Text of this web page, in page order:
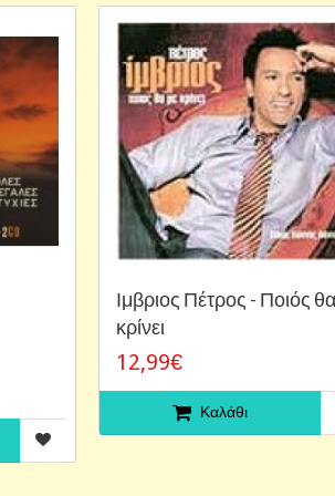
Ιμβριος Πέτρος - Ποιός
κρίνει
12,99€
Καλάθι